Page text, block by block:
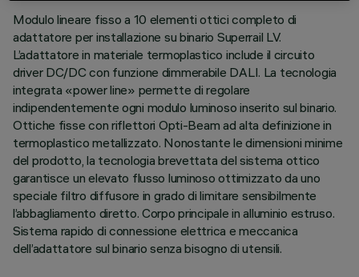
Modulo lineare fisso a 10 elementi ottici completo di
adattatore per installazione su binario Superrail LV.
L’adattatore in materiale termoplastico include il circuito
driver DC/DC con funzione dimmerabile DALI. La tecnologia
integrata «power line» permette di regolare
indipendentemente ogni modulo luminoso inserito sul binario.
Ottiche fisse con riflettori Opti-Beam ad alta definizione in
termoplastico metallizzato. Nonostante le dimensioni minime
del prodotto, la tecnologia brevettata del sistema ottico
garantisce un elevato flusso luminoso ottimizzato da uno
speciale filtro diffusore in grado di limitare sensibilmente
l’abbagliamento diretto. Corpo principale in alluminio estruso.
Sistema rapido di connessione elettrica e meccanica
dell’adattatore sul binario senza bisogno di utensili.